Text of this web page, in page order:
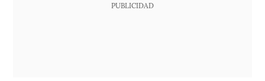
PUBLICIDAD